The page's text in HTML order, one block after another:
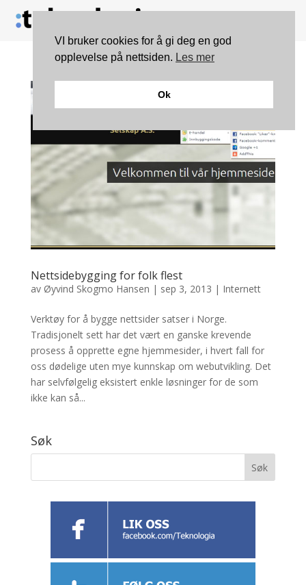
Nettsidebygging for folk flest
av Øyvind Skogmo Hansen | sep 3, 2013 | Internett
Verktøy for å bygge nettsider satser i Norge.
Tradisjonelt sett har det vært en ganske krevende
prosess å opprette egne hjemmesider, i hvert fall for
oss dødelige uten mye kunnskap om webutvikling. Det
har selvfølgelig eksistert enkle løsninger for de som
ikke kan så...
Søk
VI bruker cookies for å gi deg en god
opplevelse på nettsiden. Les mer
Ok